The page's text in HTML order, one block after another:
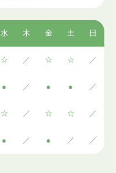
水 木 金 土 日
☆ ／ ☆ ☆ ／
● ／ ● ● ／
☆ ／ ☆ ☆ ／
● ／ ● ／ ／